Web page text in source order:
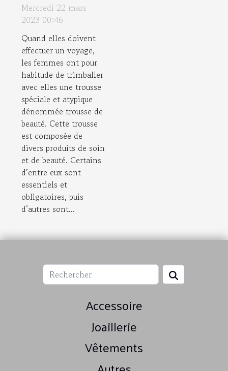
de beauté de
femme
Mercredi 22 mars
2023 00:46
Quand elles doivent
effectuer un voyage,
les femmes ont pour
habitude de trimballer
avec elles une trousse
spéciale et atypique
dénommée trousse de
beauté. Cette trousse
est composée de
divers produits de soin
et de beauté. Certains
d’entre eux sont
essentiels et
obligatoires, puis
d’autres sont...
Accessoire
Joaillerie
Vêtements